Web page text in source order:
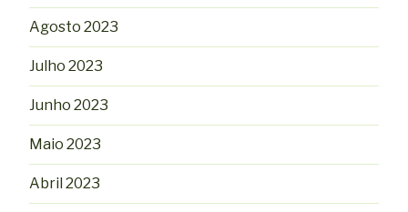
Agosto 2023
Julho 2023
Junho 2023
Maio 2023
Abril 2023